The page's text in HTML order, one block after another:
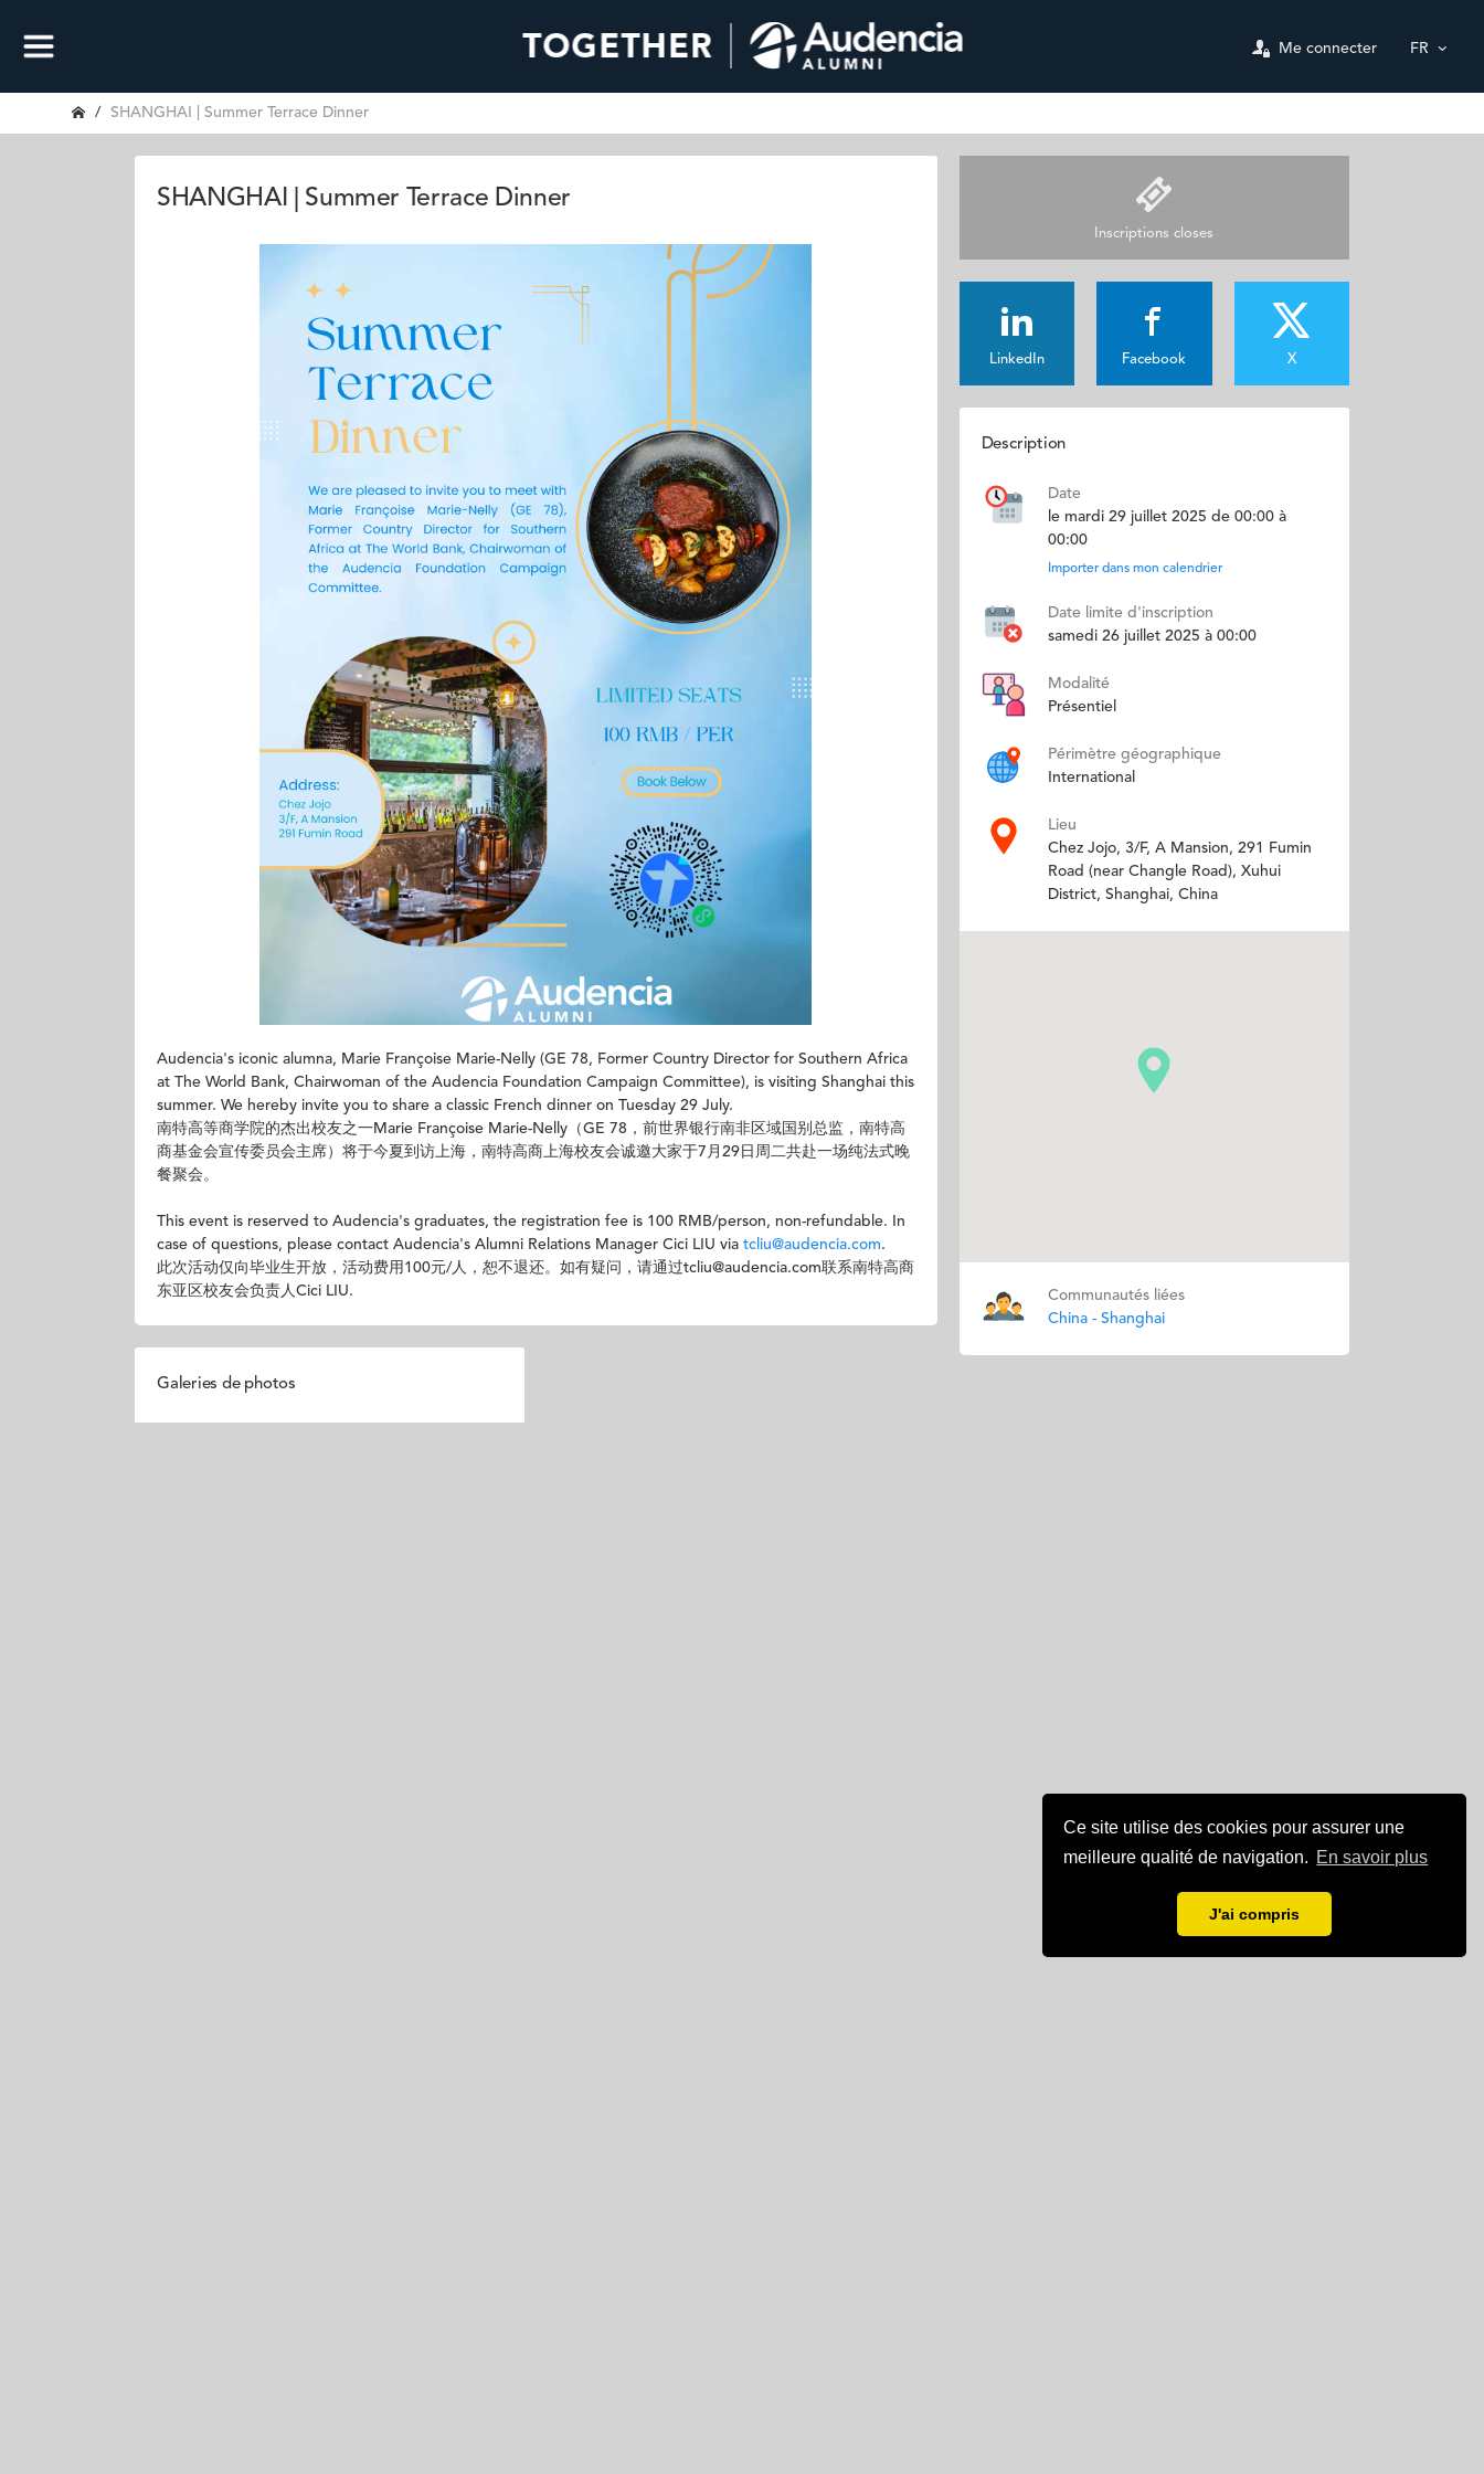
Ce site utilise des cookies pour assurer une
meilleure qualité de navigation. En savoir plus
J'ai compris
Me connecter FR
SHANGHAI | Summer Terrace Dinner
SHANGHAI | Summer Terrace Dinner
Audencia's iconic alumna, Marie Françoise Marie-Nelly (GE 78, Former Country Director for Southern Africa
at The World Bank, Chairwoman of the Audencia Foundation Campaign Committee), is visiting Shanghai this
summer. We hereby invite you to share a classic French dinner on Tuesday 29 July.
南特高等商学院的杰出校友之一Marie Françoise Marie-Nelly（GE 78，前世界银行南非区域国别总监，南特高
商基金会宣传委员会主席）将于今夏到访上海，南特高商上海校友会诚邀大家于7月29日周二共赴一场纯法式晚
餐聚会。
This event is reserved to Audencia's graduates, the registration fee is 100 RMB/person, non-refundable. In
case of questions, please contact Audencia's Alumni Relations Manager Cici LIU via tcliu@audencia.com.
此次活动仅向毕业生开放，活动费用100元/人，恕不退还。如有疑问，请通过tcliu@audencia.com联系南特高商
东亚区校友会负责人Cici LIU.
Galeries de photos
Inscriptions closes
LinkedIn Facebook X
Description
Date
le mardi 29 juillet 2025 de 00:00 à
00:00
Importer dans mon calendrier
Date limite d'inscription
samedi 26 juillet 2025 à 00:00
Modalité
Présentiel
Périmètre géographique
International
Lieu
Chez Jojo, 3/F, A Mansion, 291 Fumin
Road (near Changle Road), Xuhui
District, Shanghai, China
Communautés liées
China - Shanghai